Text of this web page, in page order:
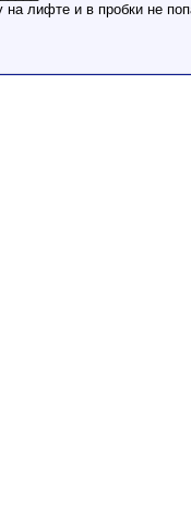
на лифте и в пробки не